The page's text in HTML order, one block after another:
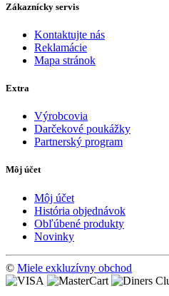
Zákaznícky servis
Kontaktujte nás
Reklamácie
Mapa stránok
Extra
Výrobcovia
Darčekové poukážky
Partnerský program
Môj účet
Môj účet
História objednávok
Obľúbené produkty
Novinky
© Miele exkluzívny obchod